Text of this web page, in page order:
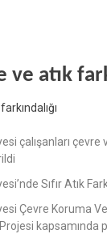
ve atık
çalışanları
Sıfır Atık
Çevre Koruma Ve
kapsamında